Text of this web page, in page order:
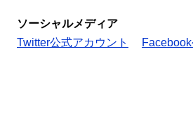
ソーシャルメディア
Twitter公式アカウント